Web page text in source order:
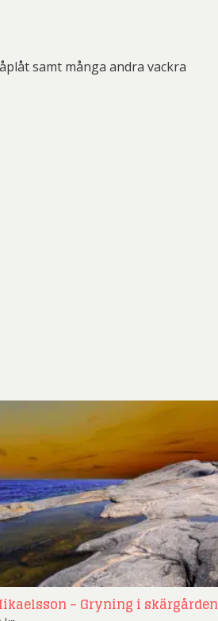
samt många andra vackra
– Gryning i skärgården